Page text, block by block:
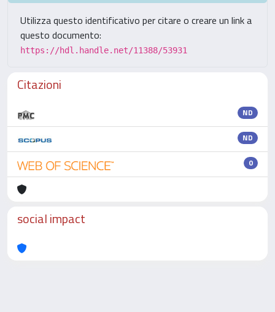
Utilizza questo identificativo per citare o creare un link a
questo documento:
https://hdl.handle.net/11388/53931
Citazioni
ND
ND
0
social impact